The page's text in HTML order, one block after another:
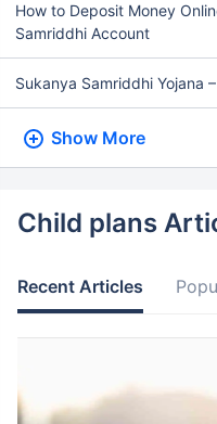
How to Deposit Money
Samriddhi Account
Sukanya Samriddhi Yojana
Show More
Child plans
Recent Articles